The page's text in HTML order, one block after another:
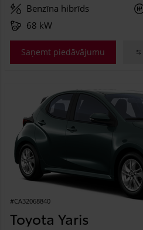
Benzīna hibrīds
68 kW
Saņemt piedāvājumu
#CA32068840
Toyota Yaris